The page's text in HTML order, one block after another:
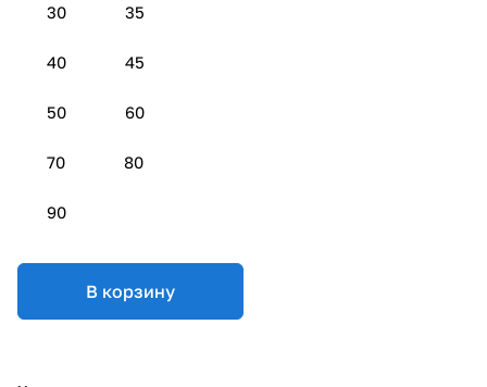
30 35
40 45
50 60
70 80
90
В корзину